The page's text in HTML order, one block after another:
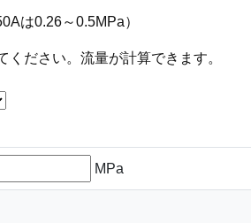
は0.26～0.5MPa）
ください。流量が計算できます。
MPa